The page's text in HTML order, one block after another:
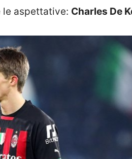
le aspettative: Charles De